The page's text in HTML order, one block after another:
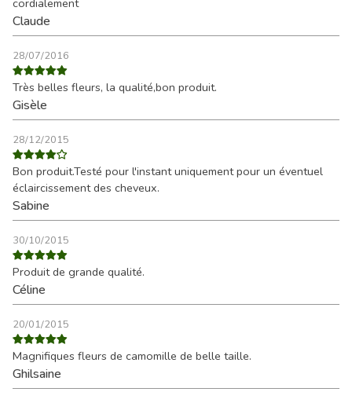
Claude
28/07/2016
Très belles fleurs, la qualité,bon produit.
Gisèle
28/12/2015
Bon produit.Testé pour l'instant uniquement pour un éventuel
éclaircissement des cheveux.
Sabine
30/10/2015
Produit de grande qualité.
Céline
20/01/2015
Magnifiques fleurs de camomille de belle taille.
Ghilsaine